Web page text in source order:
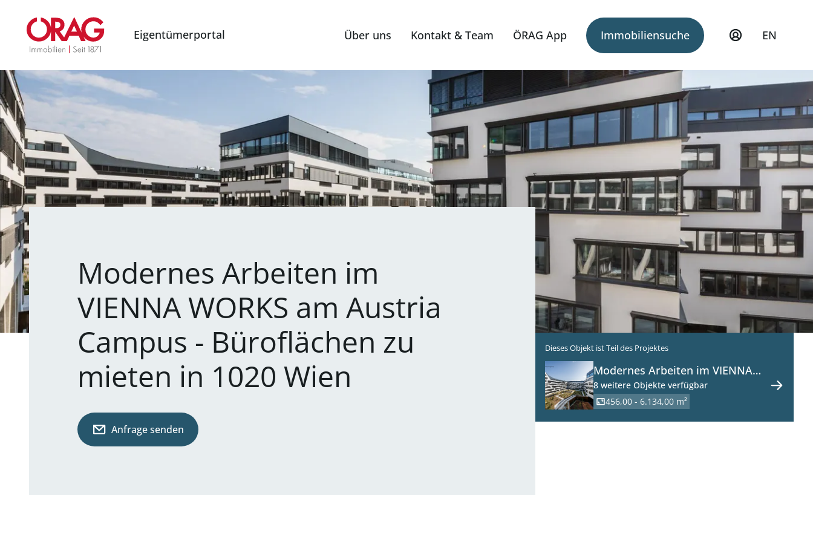
Eigentümerportal Über uns Kontakt & Team ÖRAG App Immobiliensuche EN
Modernes Arbeiten im
VIENNA WORKS am Austria
Campus - Büroflächen zu
mieten in 1020 Wien
Anfrage senden
Dieses Objekt ist Teil des Projektes
Modernes Arbeiten im VIENNA
WORKS am Austria Campus -
Büroflächen zu mieten in 1020
Wien
8 weitere Objekte verfügbar
456,00 - 6.134,00 m²